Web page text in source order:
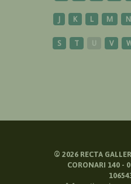
J K L M N
S T U V
© 2026RECTA
CORONARI 140 -